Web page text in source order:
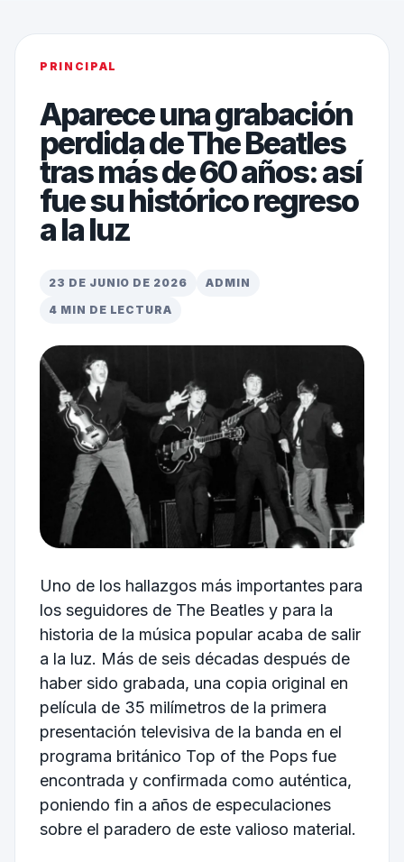
PRINCIPAL
Aparece una grabación
perdida de The Beatles
tras más de 60 años: así
fue su histórico regreso
a la luz
23 DE JUNIO DE 2026
ADMIN
4 MIN DE LECTURA
Uno de los hallazgos más importantes para
los seguidores de The Beatles y para la
historia de la música popular acaba de salir
a la luz. Más de seis décadas después de
haber sido grabada, una copia original en
película de 35 milímetros de la primera
presentación televisiva de la banda en el
programa británico Top of the Pops fue
encontrada y confirmada como auténtica,
poniendo fin a años de especulaciones
sobre el paradero de este valioso material.